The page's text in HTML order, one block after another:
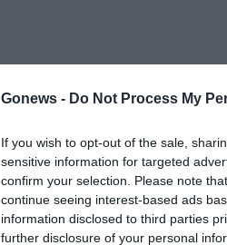
Gonews - Do Not Process My
If you wish to opt-out of the sale,
sensitive information for targeted
confirm your selection. Please note
continue seeing interest-based ads
information disclosed to third parties
further disclosure of your personal